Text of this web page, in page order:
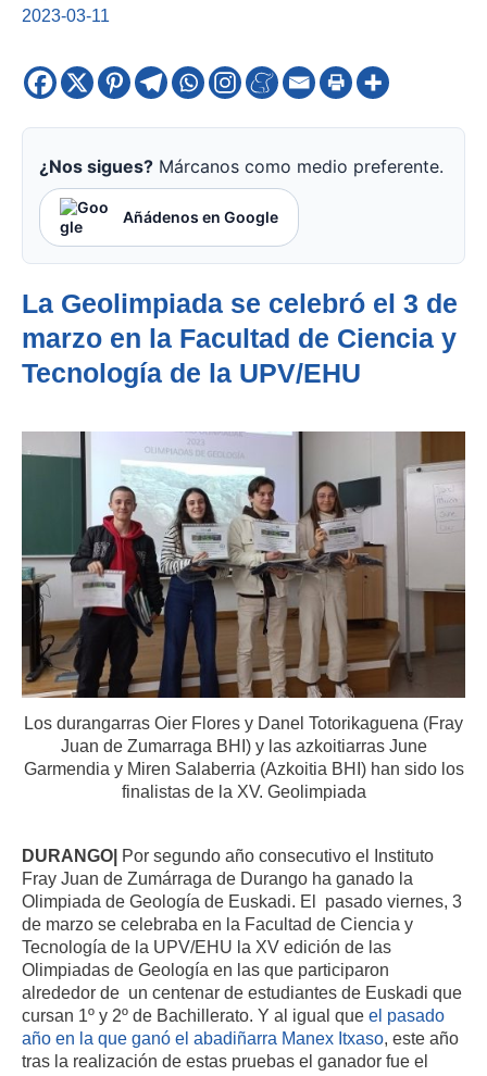
2023-03-11
¿Nos sigues? Márcanos como medio preferente.
Añádenos en Google
La Geolimpiada se celebró el 3 de
marzo en la Facultad de Ciencia y
Tecnología de la UPV/EHU
Los durangarras Oier Flores y Danel Totorikaguena (Fray
Juan de Zumarraga BHI) y las azkoitiarras June
Garmendia y Miren Salaberria (Azkoitia BHI) han sido los
finalistas de la XV. Geolimpiada
DURANGO| Por segundo año consecutivo el Instituto
Fray Juan de Zumárraga de Durango ha ganado la
Olimpiada de Geología de Euskadi. El pasado viernes, 3
de marzo se celebraba en la Facultad de Ciencia y
Tecnología de la UPV/EHU la XV edición de las
Olimpiadas de Geología en las que participaron
alrededor de un centenar de estudiantes de Euskadi que
cursan 1º y 2º de Bachillerato. Y al igual que el pasado
año en la que ganó el abadiñarra Manex Itxaso, este año
tras la realización de estas pruebas el ganador fue el